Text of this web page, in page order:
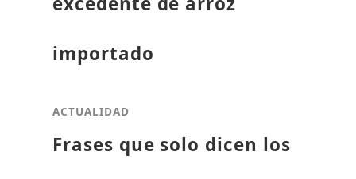
importado
ACTUALIDAD
Frases que solo dicen los